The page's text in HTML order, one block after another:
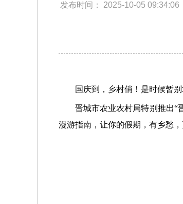
发布时间： 2025-10-05 09:34:06
国庆到，乡村俏！是时候暂
晋城市农业农村局特别推出“
漫游指南，让你的假期，有乡愁，